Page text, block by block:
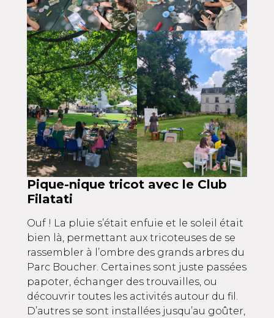
Pique-nique tricot avec le Club
Filatati
Ouf ! La pluie s’était enfuie et le soleil était
bien là, permettant aux tricoteuses de se
rassembler à l’ombre des grands arbres du
Parc Boucher. Certaines sont juste passées
papoter, échanger des trouvailles, ou
découvrir toutes les activités autour du fil.
D’autres se sont installées jusqu’au goûter,